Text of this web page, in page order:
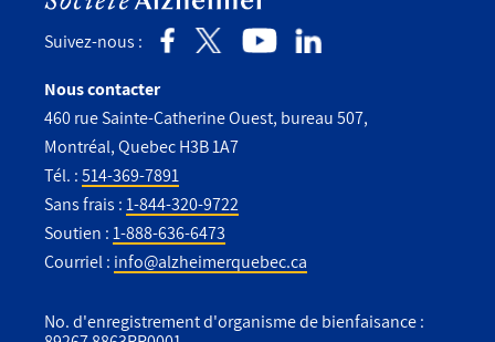
Suivez-nous :
Nous contacter
460 rue Sainte-Catherine Ouest, bureau 507,
Montréal, Quebec H3B 1A7
Tél. :514-369-7891
Sans frais :1-844-320-9722
Soutien :1-888-636-6473
Courriel : info@alzheimerquebec.ca
No. d'enregistrement d'organisme de bienfaisance :